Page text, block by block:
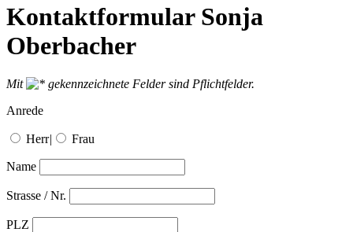
Kontaktformular Sonja
Oberbacher
Mit
gekennzeichnete Felder sind Pflichtfelder.
Anrede
Herr| Frau
Name
Strasse / Nr.
PLZ